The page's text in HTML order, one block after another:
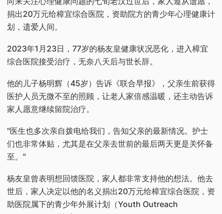
捐出20万元给樟宜综合医院，资助院方的青少年心理健康计
划，遗爱人间。
2023年1月23日，77岁的杨友皇健康状况恶化，进入樟宜
综合医院接受治疗，无奈八天后与世长辞。
他的儿子杨明辉（45岁）告诉《联合早报》，父亲生前获得
医护人员无微不至的照顾，让老人家倍感温暖，还主动告诉
家人愿意继续留院治疗。
"医生也多次亲自拨电给我们，告知父亲的最新情况。护士
们也非常体贴，尤其是在父亲去世前的最后两天更是关怀备
至。"
杨友皇曾表明想回馈医院，家人都非常支持他的想法。他去
世后，家人决定以他的名义捐出20万元给樟宜综合医院，资
助医院属下的青少年外展计划（Youth Outreach